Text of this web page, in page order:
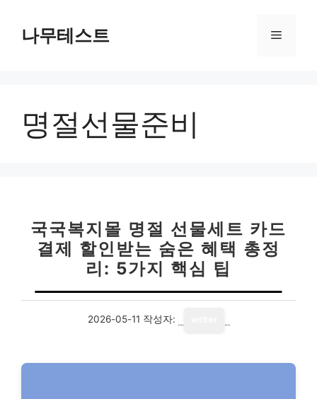
나무테스트 메
명절선물준비
국국복지몰 명절 선물세트 카드
결제 할인받는 숨은 혜택 총정
리: 5가지 핵심 팁
2026-05-11 작성자: